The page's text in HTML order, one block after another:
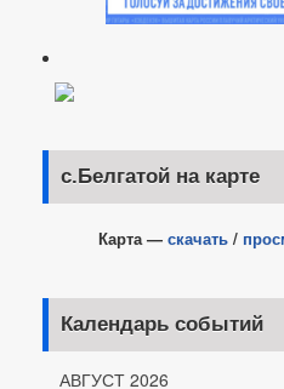
с.Белгатой на карте
Карта — скачать /
Календарь событий
АВГУСТ 2026